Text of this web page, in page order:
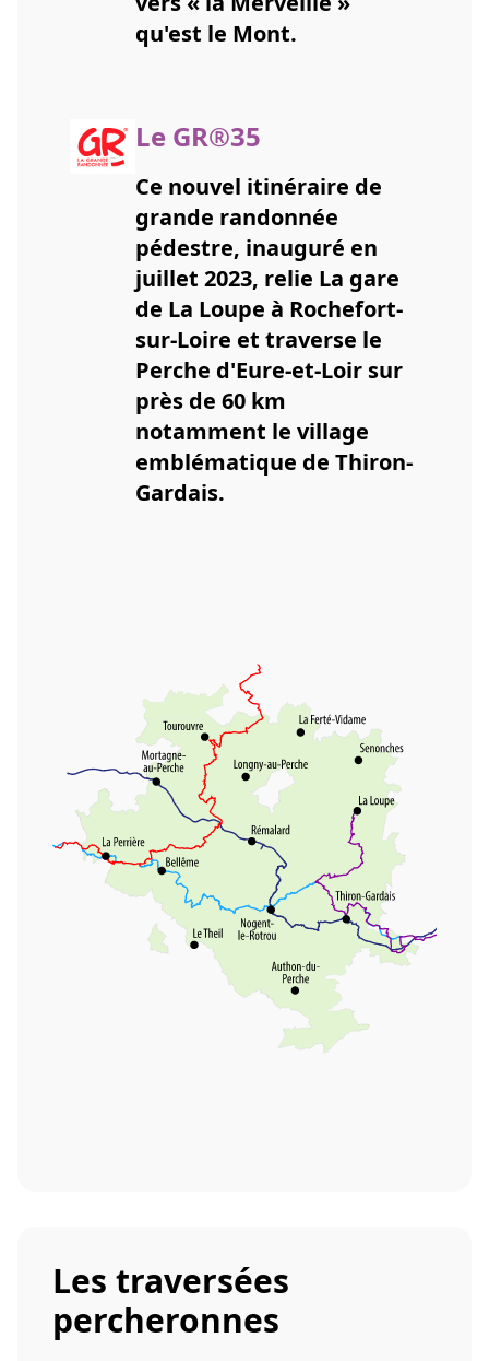
qu'est le Mont.
Le GR®35
Ce nouvel itinéraire de
grande randonnée
pédestre, inauguré en
juillet 2023, relie La gare
de La Loupe à Rochefort-
sur-Loire et traverse le
Perche d'Eure-et-Loir sur
près de 60 km
notamment le village
emblématique de Thiron-
Gardais.
Les traversées
percheronnes